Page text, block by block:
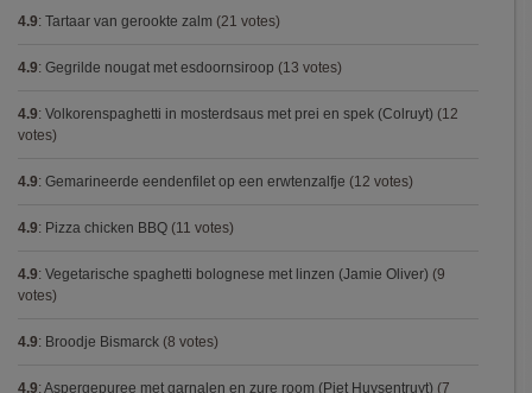
4.9: Tartaar van gerookte zalm (21 votes)
4.9: Gegrilde nougat met esdoornsiroop (13 votes)
4.9: Volkorenspaghetti in mosterdsaus met prei en spek (Colruyt) (12
votes)
4.9: Gemarineerde eendenfilet op een erwtenzalfje (12 votes)
4.9: Pizza chicken BBQ (11 votes)
4.9: Vegetarische spaghetti bolognese met linzen (Jamie Oliver) (9
votes)
4.9: Broodje Bismarck (8 votes)
4.9: Aspergepuree met garnalen en zure room (Piet Huysentruyt) (7